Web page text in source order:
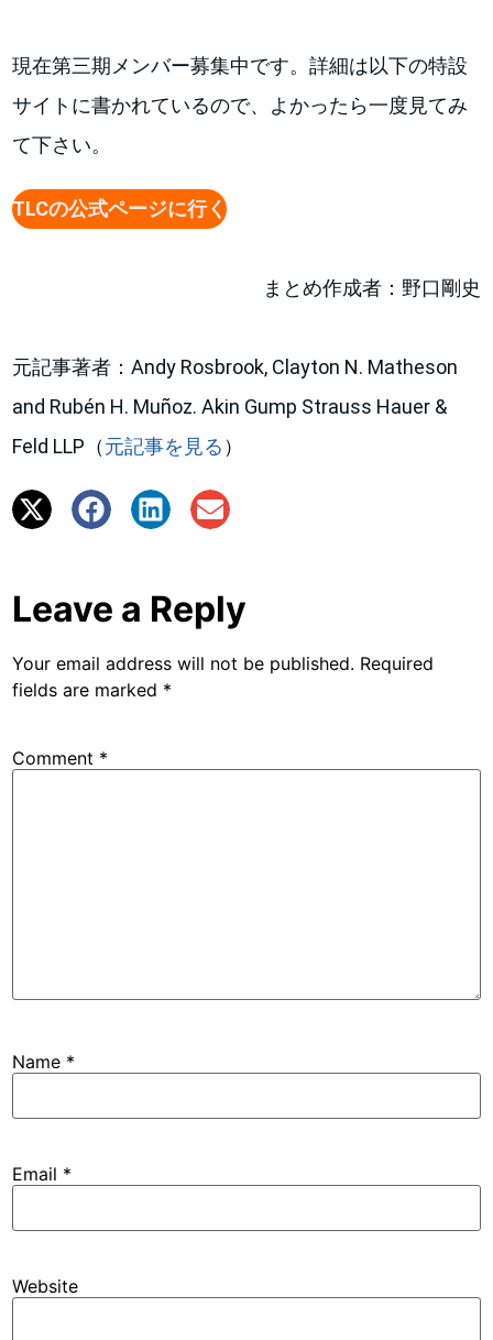
現在第三期メンバー募集中です。詳細は以下の特設
サイトに書かれているので、よかったら一度見てみ
て下さい。
TLCの公式ページに行く
まとめ作成者：野口剛史
元記事著者：Andy Rosbrook, Clayton N. Matheson
and Rubén H. Muñoz. Akin Gump Strauss Hauer &
Feld LLP（元記事を見る ）
Leave a Reply
Your email address will not be published. Required
fields are marked *
Comment *
Name *
Email *
Website